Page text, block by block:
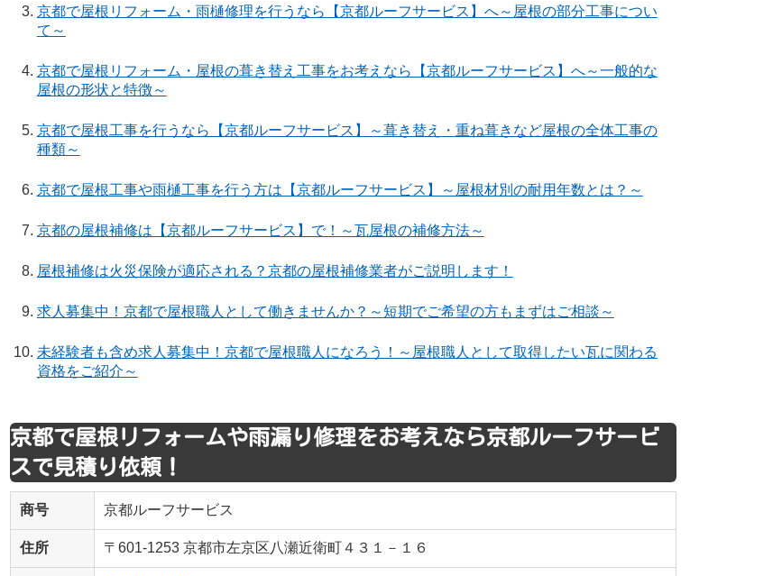
京都で屋根リフォーム・雨樋修理を行うなら【京都ルーフサービス】へ～屋根の部分工事につい
て～
京都で屋根リフォーム・屋根の葺き替え工事をお考えなら【京都ルーフサービス】へ～一般的な
屋根の形状と特徴～
京都で屋根工事を行うなら【京都ルーフサービス】～葺き替え・重ね葺きなど屋根の全体工事の
種類～
京都で屋根工事や雨樋工事を行う方は【京都ルーフサービス】～屋根材別の耐用年数とは？～
京都の屋根補修は【京都ルーフサービス】で！～瓦屋根の補修方法～
屋根補修は火災保険が適応される？京都の屋根補修業者がご説明します！
求人募集中！京都で屋根職人として働きませんか？～短期でご希望の方もまずはご相談～
未経験者も含め求人募集中！京都で屋根職人になろう！～屋根職人として取得したい瓦に関わる
資格をご紹介～
京都で屋根リフォームや雨漏り修理をお考えなら京都ルーフサービ
スで見積り依頼！
商号 京都ルーフサービス
住所 〒601-1253 京都市左京区八瀬近衛町４３１－１６